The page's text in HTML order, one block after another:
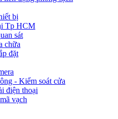
bị
Tp HCM
sát
chữa
đặt
- Kiểm soát cửa
điện thoại
vạch